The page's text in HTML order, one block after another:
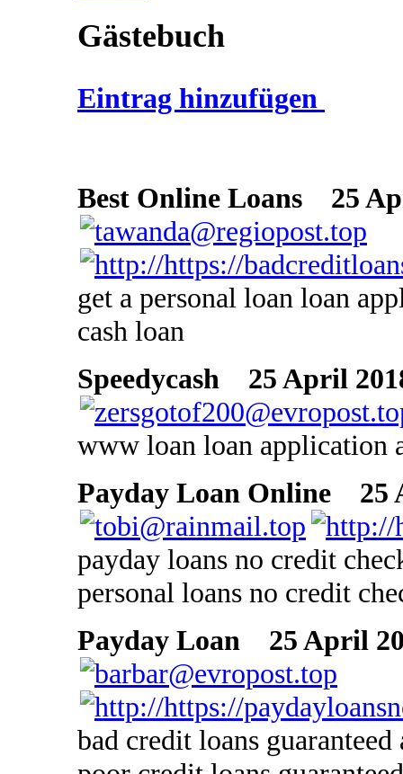
Gästebuch
Eintrag hinzufügen
Best Online Loans 25
get a personal loan loan
cash loan
Speedycash
25 April
www loan loan application
Payday Loan Online
25
payday loans no credit
personal loans no credit
Payday Loan
25 April
bad credit loans